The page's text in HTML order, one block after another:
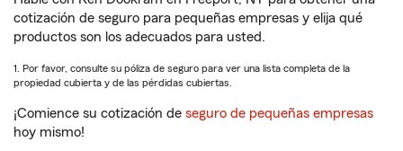
cotización de seguro para pequeñas empresas y elija qué
productos son los adecuados para usted.
1. Por favor, consulte su póliza de seguro para ver una lista completa de la
propiedad cubierta y de las pérdidas cubiertas.
¡Comience su cotización de seguro de pequeñas empresas
hoy mismo!